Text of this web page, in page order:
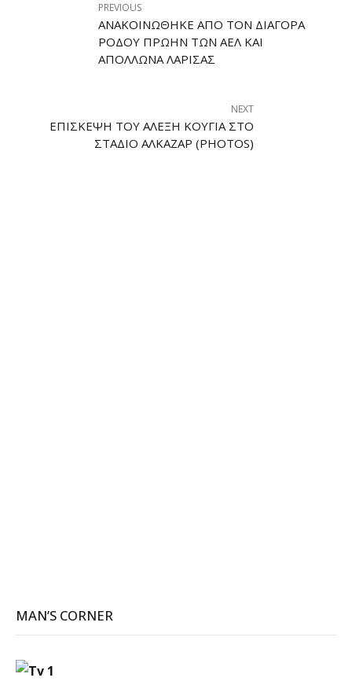
PREVIOUS
ΑΝΑΚΟΙΝΏΘΗΚΕ ΑΠΌ ΤΟΝ ΔΙΑΓΌΡΑ
ΡΌΔΟΥ ΠΡΏΗΝ ΤΩΝ ΑΕΛ ΚΑΙ
ΑΠΌΛΛΩΝΑ ΛΆΡΙΣΑΣ
NEXT
ΕΠΊΣΚΕΨΗ ΤΟΥ ΑΛΈΞΗ ΚΟΎΓΙΑ ΣΤΟ
ΣΤΆΔΙΟ ΑΛΚΑΖΆΡ (PHOTOS)
MAN’S CORNER